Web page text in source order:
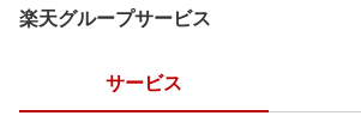
楽天グループサービス
サービス